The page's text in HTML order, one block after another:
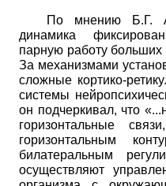
По мнению Б.Г.
динамика
парную работу больших
За механизмами
сложные кортико-
системы
он подчеркивал, что
горизонтальные
горизонтальным
билатеральным
осуществляют